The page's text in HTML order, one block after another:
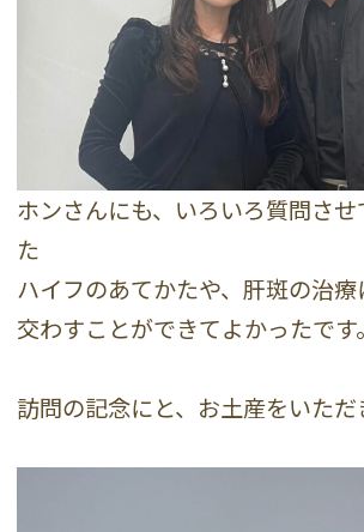
ホンさんにも、いろいろ質問さ
た
ハイフのあてかたや、肝斑の治
交わすことができてよかったです。
訪問の記念にと、お土産をいた